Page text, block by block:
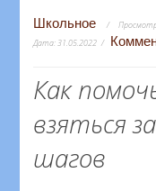
Школьное
Дата:31.05.2022
Как
взяться
шагов